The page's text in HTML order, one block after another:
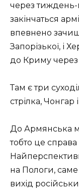
через тиждень-
закінчаться
впевнено
Запорізької, і
до Криму через
Там є три
стрілка,
До Армянська
тобто це
на Пологи, саме
вихід